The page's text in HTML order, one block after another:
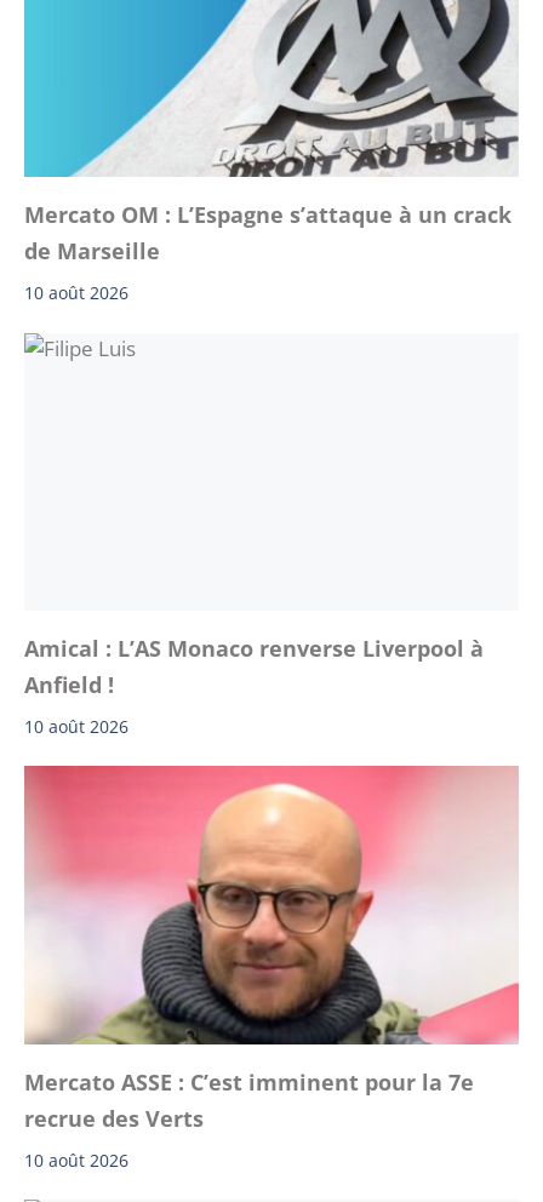
Mercato OM : L’Espagne s’attaque à un crack
de Marseille
10 août 2026
Amical : L’AS Monaco renverse Liverpool à
Anfield !
10 août 2026
Mercato ASSE : C’est imminent pour la 7e
recrue des Verts
10 août 2026